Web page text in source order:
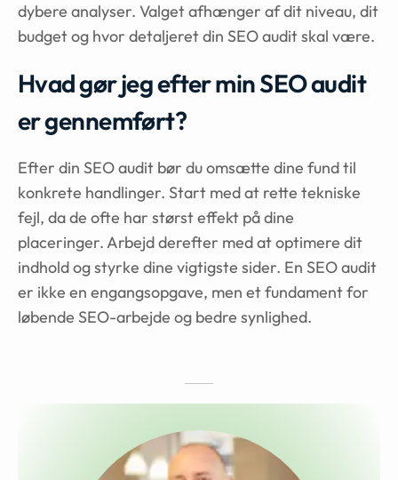
dybere analyser. Valget afhænger af dit niveau, dit
budget og hvor detaljeret din SEO audit skal være.
Hvad gør jeg efter min SEO audit
er gennemført?
Efter din SEO audit bør du omsætte dine fund til
konkrete handlinger. Start med at rette tekniske
fejl, da de ofte har størst effekt på dine
placeringer. Arbejd derefter med at optimere dit
indhold og styrke dine vigtigste sider. En SEO audit
er ikke en engangsopgave, men et fundament for
løbende SEO-arbejde og bedre synlighed.